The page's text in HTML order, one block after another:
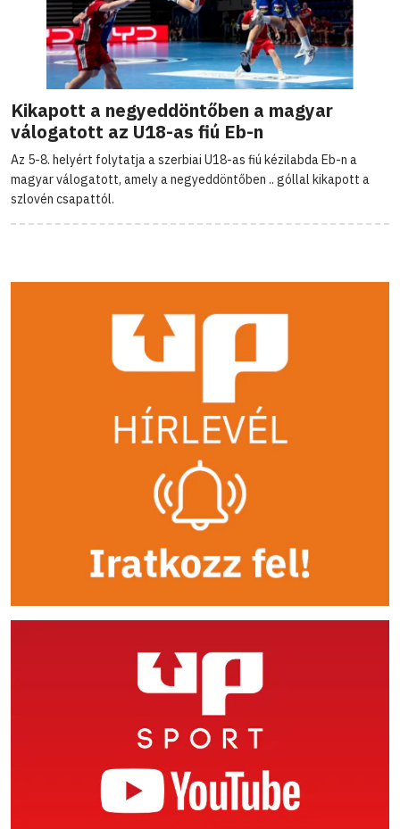
Kikapott a negyeddöntőben a magyar
válogatott az U18-as fiú Eb-n
Az 5-8. helyért folytatja a szerbiai U18-as fiú kézilabda Eb-n a
magyar válogatott, amely a negyeddöntőben .. góllal kikapott a
szlovén csapattól.